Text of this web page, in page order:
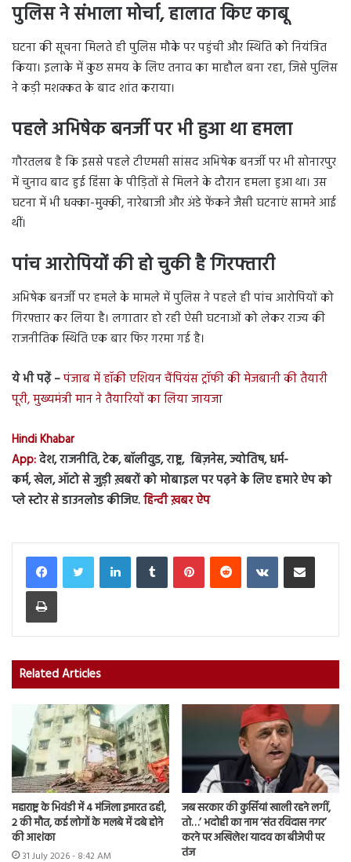
पुलिस ने संभाला मोर्चा, हालात किए काबू
घटना की सूचना मिलते ही पुलिस मौके पर पहुंची और स्थिति को नियंत्रित
किया। इलाके में कुछ समय के लिए तनाव का माहौल बना रहा, जिसे पुलिस
ने कड़ी मशक्कत के बाद शांत कराया।
पहले अभिषेक बनर्जी पर भी हुआ था हमला
गौरतलब है कि इससे पहले टीएमसी सांसद अभिषेक बनर्जी पर भी सोनारपुर
में चुनाव बाद हुई हिंसा के पीड़ितों से मिलने के दौरान हमला हुआ था। उस
घटना में भी धक्का-मुक्की, नारेबाजी और अंडे फेंकने जैसी घटनाएं सामने आई
थीं।
पांच आरोपियों की हो चुकी है गिरफ्तारी
अभिषेक बनर्जी पर हमले के मामले में पुलिस ने पहले ही पांच आरोपियों को
गिरफ्तार कर लिया है। लगातार हो रही ऐसी घटनाओं को लेकर राज्य की
राजनीतिक स्थिति एक बार फिर गरमा गई है।
ये भी पढ़ें –पंजाब में हॉकी एशियन चैंपियंस ट्रॉफी की मेजबानी की तैयारी
पूरी, मुख्यमंत्री मान ने तैयारियों का लिया जायजा
Hindi Khabar
App:देश, राजनीति, टेक, बॉलीवुड, राष्ट्र, बिज़नेस, ज्योतिष, धर्म-
कर्म, खेल, ऑटो से जुड़ी ख़बरों को मोबाइल पर पढ़ने के लिए हमारे ऐप को
प्ले स्टोर से डाउनलोड कीजिए.हिन्दी ख़बर ऐप
LinkedInTumblr PinterestReddit VKontakteShare via Email
Print
Related Articles
महाराष्ट्र के भिवंडी में 4 मंजिला इमारत ढही,
2 की मौत, कई लोगों के मलबे में दबे होने
की आशंका
31 July 2026 - 8:42 AM
जब सरकार की कुर्सियां खाली रहने लगीं,
तो…’ भदोही का नाम ‘संत रविदास नगर’
करने पर अखिलेश यादव का बीजेपी पर
तंज